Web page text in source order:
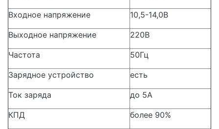
Входное напряжение 10,5-14,0В
Выходное напряжение 220В
Частота 50Гц
Зарядное устройство есть
Ток заряда до 5А
КПД более 90%